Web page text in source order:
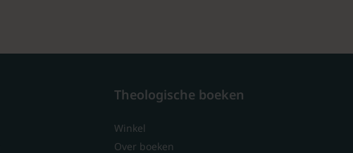
Theologische boeken
Winkel
Over boeken